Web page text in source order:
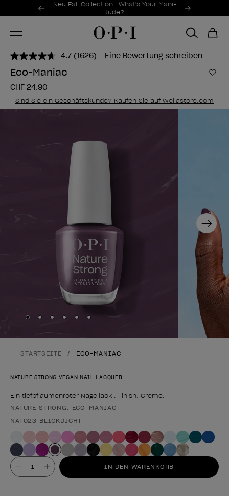
Sonderangebote
Neu Fall Collection | What's Your Mani-
tude?
Item 1 of 2
4.7 1626
gleichen
Seite.
(1626) Eine Bewertung schreiben
Eco-Maniac Zur
CHF 24.90
Sind Sie ein Geschäftskunde? Kaufen Sie auf Wellastore.com
Next
Skip to slide
Skip to slide
Skip to slide
Skip to slide
Skip to slide
Skip to slide
STARTSEITE ECO-MANIAC
NATURE STRONG VEGAN NAIL LACQUER
Ein tiefpflaumenroter Nagellack . Finish: Creme.
Form des Produkts
NATURE STRONG: ECO-MANIAC
NAT023 BLICKDICHT
Wert IN DEN WARENKORB